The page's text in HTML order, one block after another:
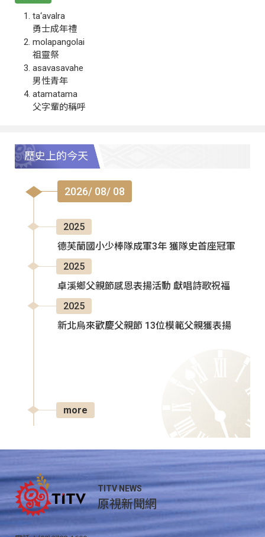
ta‘avalra
勇士成年禮
molapangolai
祖靈祭
asavasavahe
男性青年
atamatama
父字輩的稱呼
歷史上的今天
2026/ 08/ 08
2025
德芙蘭國小少棒隊成軍3年 獲隊史首座冠軍
2025
卓溪鄉父親節感恩表揚活動 獻唱詩歌祝福
2025
新北烏來歡慶父親節 13位模範父親獲表揚
more
TITV NEWS
原視新聞網